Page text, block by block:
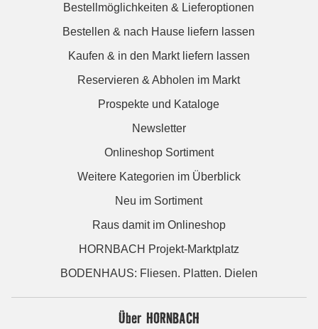
Bestellmöglichkeiten & Lieferoptionen
Bestellen & nach Hause liefern lassen
Kaufen & in den Markt liefern lassen
Reservieren & Abholen im Markt
Prospekte und Kataloge
Newsletter
Onlineshop Sortiment
Weitere Kategorien im Überblick
Neu im Sortiment
Raus damit im Onlineshop
HORNBACH Projekt-Marktplatz
BODENHAUS: Fliesen. Platten. Dielen
Über HORNBACH